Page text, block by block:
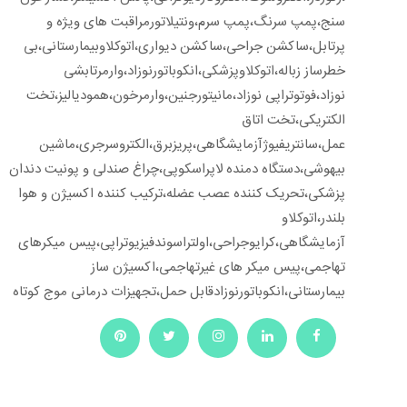
سنج،پمپ سرنگ،پمپ سرم،ونتیلاتورمراقبت های ویژه و
پرتابل،ساکشن جراحی،ساکشن دیواری،اتوکلاوبیمارستانی،بی
خطرساز زباله،اتوکلاوپزشکی،انکوباتورنوزاد،وارمرتابشی
نوزاد،فوتوتراپی نوزاد،مانیتورجنین،وارمرخون،همودیالیز،تخت
الکتریکی،تخت اتاق
عمل،سانتریفیوژآزمایشگاهی،پریزبرق،الکتروسرجری،ماشین
بیهوشی،دستگاه دمنده لاپراسکوپی،چراغ صندلی و پونیت دندان
پزشکی،تحریک کننده عصب عضله،ترکیب کننده اکسیژن و هوا
بلندر،اتوکلاو
آزمایشگاهی،کرایوجراحی،اولتراسوندفیزیوتراپی،پیس میکرهای
تهاجمی،پیس میکر های غیرتهاجمی،اکسیژن ساز
بیمارستانی،انکوباتورنوزادقابل حمل،تجهیزات درمانی موج کوتاه